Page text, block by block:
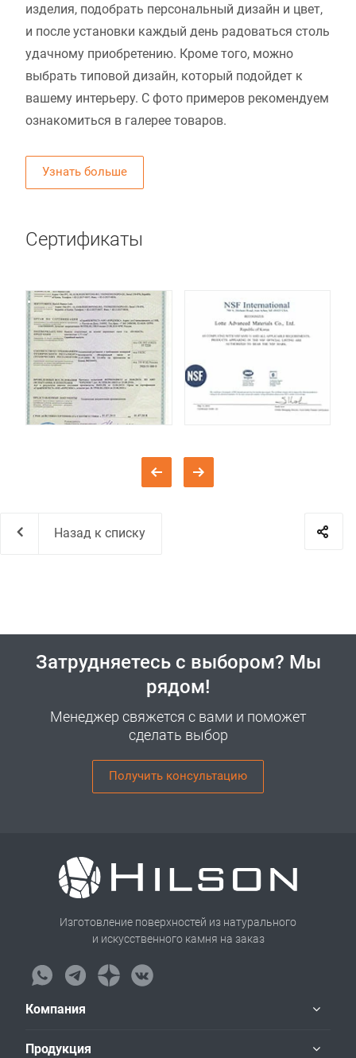
изделия, подобрать персональный дизайн и цвет,
и после установки каждый день радоваться столь
удачному приобретению. Кроме того, можно
выбрать типовой дизайн, который подойдет к
вашему интерьеру. С фото примеров рекомендуем
ознакомиться в галерее товаров.
Узнать больше
Сертификаты
Назад к списку
Затрудняетесь с выбором? Мы
рядом!
Менеджер свяжется с вами и поможет
сделать выбор
Получить консультацию
Изготовление поверхностей из натурального
и искусственного камня на заказ
Компания
Продукция